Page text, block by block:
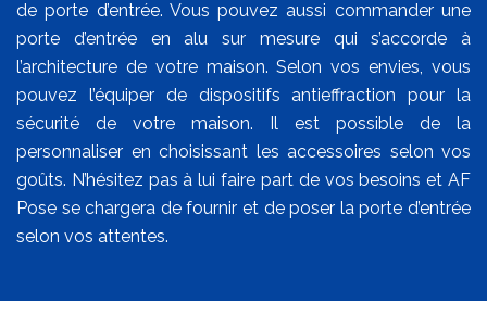
de porte d’entrée. Vous pouvez aussi commander une
porte d’entrée en alu sur mesure qui s’accorde à
l’architecture de votre maison. Selon vos envies, vous
pouvez l’équiper de dispositifs antieffraction pour la
sécurité de votre maison. Il est possible de la
personnaliser en choisissant les accessoires selon vos
goûts. N’hésitez pas à lui faire part de vos besoins et AF
Pose se chargera de fournir et de poser la porte d’entrée
selon vos attentes.